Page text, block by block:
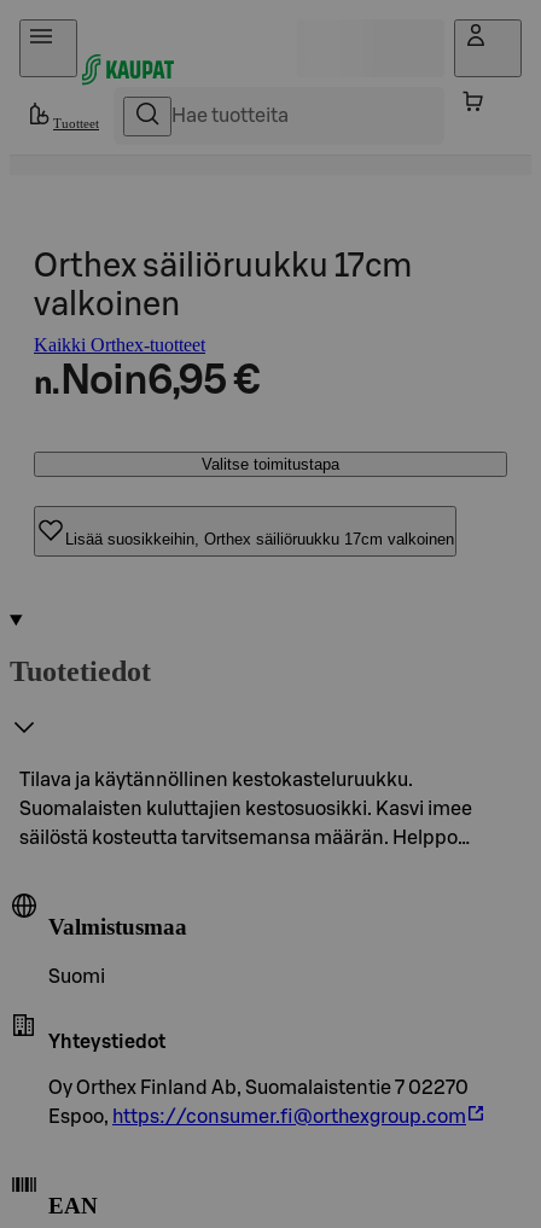
Hyppää sisältöön
Tuotteet
Orthex säiliöruukku 17cm
valkoinen
Kaikki Orthex-tuotteet
n. Noin6,95 €
Valitse toimitustapa
Lisää suosikkeihin, Orthex säiliöruukku 17cm valkoinen
Tuotetiedot
Tilava ja käytännöllinen kestokasteluruukku.
Suomalaisten kuluttajien kestosuosikki. Kasvi imee
säilöstä kosteutta tarvitsemansa määrän. Helppo…
Valmistusmaa
Suomi
Yhteystiedot
Oy Orthex Finland Ab, Suomalaistentie 7 02270
Espoo, https://consumer.fi@orthexgroup.com
EAN